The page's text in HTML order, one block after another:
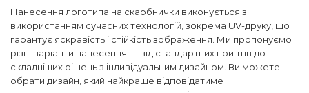
Нанесення логотипа на скарбнички виконується з
використанням сучасних технологій, зокрема UV-друку, що
гарантує яскравість і стійкість зображення. Ми пропонуємо
різні варіанти нанесення — від стандартних принтів до
складніших рішень з індивідуальним дизайном. Ви можете
обрати дизайн, який найкраще відповідатиме